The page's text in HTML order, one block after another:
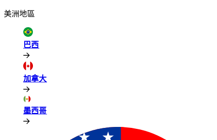
美洲地區​​
巴西​​
加拿大​​
墨西哥​​